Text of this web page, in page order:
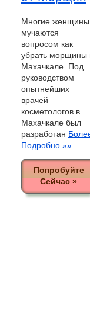
Многие женщины
мучаются
вопросом как
убрать морщины
Махачкале. Под
руководством
опытнейших
врачей
косметологов в
Махачкале был
разработан
Подробно »»
Попробуйте
Сейчас »